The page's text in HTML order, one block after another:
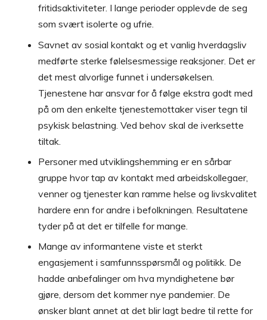
fritidsaktiviteter. I lange perioder opplevde de seg
som svært isolerte og ufrie.
Savnet av sosial kontakt og et vanlig hverdagsliv
medførte sterke følelsesmessige reaksjoner. Det er
det mest alvorlige funnet i undersøkelsen.
Tjenestene har ansvar for å følge ekstra godt med
på om den enkelte tjenestemottaker viser tegn til
psykisk belastning. Ved behov skal de iverksette
tiltak.
Personer med utviklingshemming er en sårbar
gruppe hvor tap av kontakt med arbeidskollegaer,
venner og tjenester kan ramme helse og livskvalitet
hardere enn for andre i befolkningen. Resultatene
tyder på at det er tilfelle for mange.
Mange av informantene viste et sterkt
engasjement i samfunnsspørsmål og politikk. De
hadde anbefalinger om hva myndighetene bør
gjøre, dersom det kommer nye pandemier. De
ønsker blant annet at det blir lagt bedre til rette for